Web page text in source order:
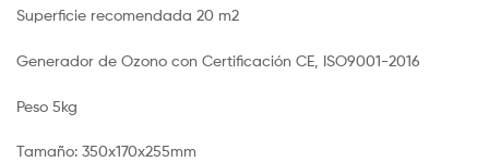
Superficie recomendada 20 m2
Generador de Ozono con Certificación CE, ISO9001-2016
Peso 5kg
Tamaño: 350x170x255mm